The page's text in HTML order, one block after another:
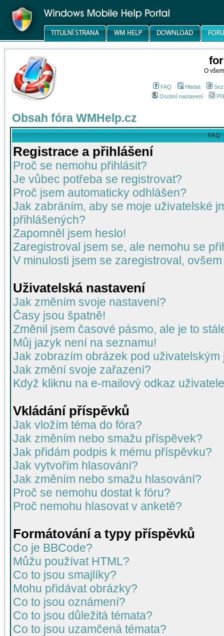
O
FAQ Hledat
Osobní nastavení
Obsah fóra WMHelp.cz
FAQ
Registrace a přihlášení
Proč se nemohu přihlásit?
Je vůbec potřeba se registrovat?
Proč jsem automaticky odhlášen?
Jak zabráním, aby se moje uživatelské
přihlášených?
Zapomněl jsem heslo!
Zaregistroval jsem se, ale nemohu se
V minulosti jsem se zaregistroval,
Uživatelská nastavení
Jak změním svoje nastavení?
Časy jsou špatně!
Změnil jsem časové pásmo, ale je to
Můj jazyk není na seznamu!
Jak zobrazím obrázek pod uživatelským
Jak změní svoje zařazení?
Když kliknu na e-mailový odkaz
Vkládání příspěvků
Jak vložím téma do fóra?
Jak změním nebo smažu příspěvek?
Jak přidám podpis k mému příspěvku?
Jak vytvořím hlasování?
Jak změním nebo smažu hlasování?
Proč se nemohu dostat k fóru?
Proč nemohu hlasovat v anketě?
Formátování a typy příspěvků
Co je BBCode?
Můžu používat HTML?
Co to jsou smajlíky?
Mohu přidávat obrázky?
Co to jsou oznámení?
Co to jsou důležitá témata?
Co to jsou uzamčená témata?